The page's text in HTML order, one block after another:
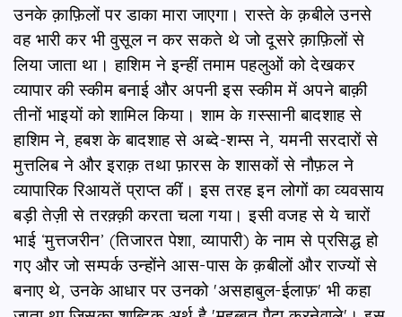
उनके क़ाफ़िलों पर डाका मारा जाएगा। रास्ते के क़बीले उनसे
वह भारी कर भी वुसूल न कर सकते थे जो दूसरे क़ाफ़िलों से
लिया जाता था। हाशिम ने इन्हीं तमाम पहलुओं को देखकर
व्यापार की स्कीम बनाई और अपनी इस स्कीम में अपने बाक़ी
तीनों भाइयों को शामिल किया। शाम के ग़स्सानी बादशाह से
हाशिम ने, हबश के बादशाह से अब्दे-शम्स ने, यमनी सरदारों से
मुत्तलिब ने और इराक़ तथा फ़ारस के शासकों से नौफ़ल ने
व्यापारिक रिआयतें प्राप्त कीं। इस तरह इन लोगों का व्यवसाय
बड़ी तेज़ी से तरक़्क़ी करता चला गया। इसी वजह से ये चारों
भाई ‘मुत्तजरीन’ (तिजारत पेशा, व्यापारी) के नाम से प्रसिद्ध हो
गए और जो सम्पर्क उन्होंने आस-पास के क़बीलों और राज्यों से
बनाए थे, उनके आधार पर उनको 'असहाबुल-ईलाफ़' भी कहा